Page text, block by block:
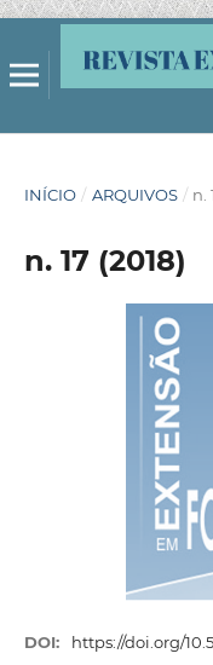
INÍCIO / ARQUIVOS / n.
n. 17 (2018)
DOI: https://doi.org/